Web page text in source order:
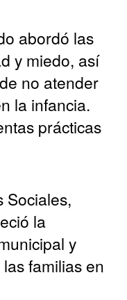
abordó las
y miedo, así
no atender
la infancia.
prácticas
Sociales,
la
y
familias en